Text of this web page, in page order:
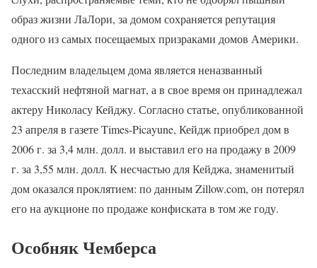
образ жизни ЛаЛори, за домом сохраняется репутация
одного из самых посещаемых призраками домов Америки.
Последним владельцем дома является неназванный
техасский нефтяной магнат, а в свое время он принадлежал
актеру Николасу Кейджу. Согласно статье, опубликованной
23 апреля в газете Times-Picayune, Кейдж приобрел дом в
2006 г. за 3,4 млн. долл. и выставил его на продажу в 2009
г. за 3,55 млн. долл. К несчастью для Кейджа, знаменитый
дом оказался проклятием: по данным Zillow.com, он потерял
его на аукционе по продаже конфиската в том же году.
Особняк Чемберса